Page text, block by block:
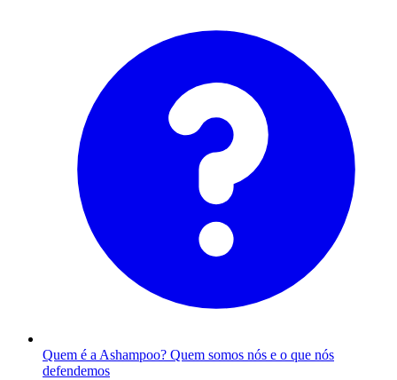
Quem é a Ashampoo? Quem somos nós e o que nós
defendemos